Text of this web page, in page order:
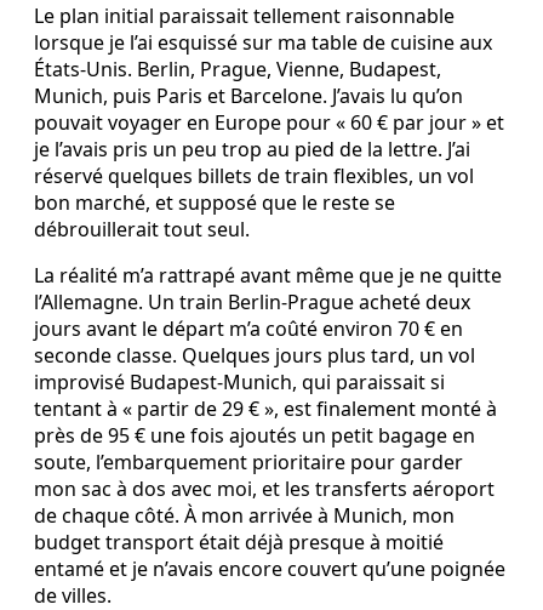
Le plan initial paraissait tellement raisonnable
lorsque je l’ai esquissé sur ma table de cuisine aux
États‑Unis. Berlin, Prague, Vienne, Budapest,
Munich, puis Paris et Barcelone. J’avais lu qu’on
pouvait voyager en Europe pour « 60 € par jour » et
je l’avais pris un peu trop au pied de la lettre. J’ai
réservé quelques billets de train flexibles, un vol
bon marché, et supposé que le reste se
débrouillerait tout seul.
La réalité m’a rattrapé avant même que je ne quitte
l’Allemagne. Un train Berlin‑Prague acheté deux
jours avant le départ m’a coûté environ 70 € en
seconde classe. Quelques jours plus tard, un vol
improvisé Budapest‑Munich, qui paraissait si
tentant à « partir de 29 € », est finalement monté à
près de 95 € une fois ajoutés un petit bagage en
soute, l’embarquement prioritaire pour garder
mon sac à dos avec moi, et les transferts aéroport
de chaque côté. À mon arrivée à Munich, mon
budget transport était déjà presque à moitié
entamé et je n’avais encore couvert qu’une poignée
de villes.